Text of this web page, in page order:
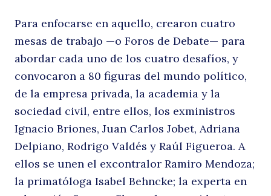
Para enfocarse en aquello, crearon cuatro
mesas de trabajo —o Foros de Debate— para
abordar cada uno de los cuatro desafíos, y
convocaron a 80 figuras del mundo político,
de la empresa privada, la academia y la
sociedad civil, entre ellos, los exministros
Ignacio Briones, Juan Carlos Jobet, Adriana
Delpiano, Rodrigo Valdés y Raúl Figueroa. A
ellos se unen el excontralor Ramiro Mendoza;
la primatóloga Isabel Behncke; la experta en